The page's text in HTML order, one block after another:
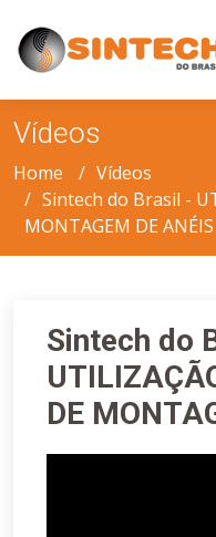
Vídeos
Home
Vídeos
Sintech do Brasil -
MONTAGEM DE ANÉIS
Sintech do
DE